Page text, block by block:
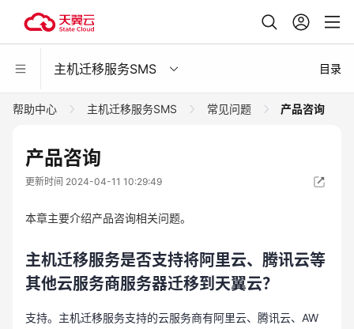
主机迁移服务SMS 目录
帮助中心 主机迁移服务SMS 常见问题 产品咨询
产品咨询
更新时间 2024-04-11 10:29:49
本章主要介绍产品咨询相关问题。
主机迁移服务是否支持将阿里云、腾讯云等
其他云服务商服务器迁移到天翼云？
支持。主机迁移服务支持的云服务商有阿里云、腾讯云、AW